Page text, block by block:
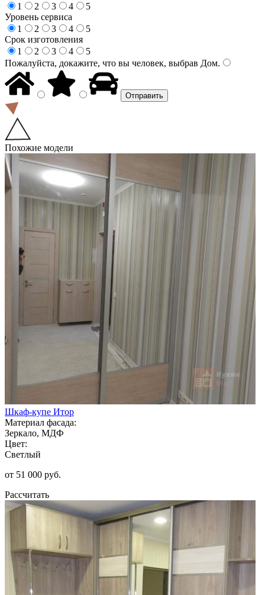
1
2 3 4
5
Уровень сервиса
1
2 3 4
5
Срок изготовления
1
2 3 4
5
Пожалуйста, докажите, что вы человек, выбрав Дом.
Похожие модели
Шкаф-купе Итор
Материал фасада:
Зеркало, МДФ
Цвет:
Светлый
от 51 000 руб.
Рассчитать